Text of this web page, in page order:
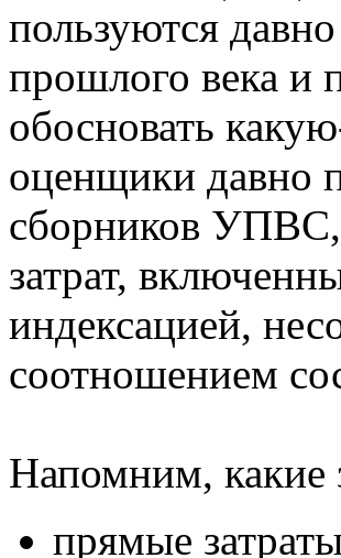
пользуются
прошлого века и
обосновать
оценщики давно
сборников УПВС,
затрат,
индексацией,
соотношением
Напомним, какие
прямые